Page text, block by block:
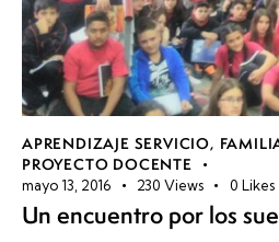
APRENDIZAJE SERVICIO,
PROYECTO DOCENTE
mayo 13, 2016 230 Views 0 Likes
Un encuentro por los